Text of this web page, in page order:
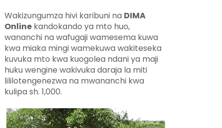
Wakizungumza hivi karibuni na DIMA
Onlinekandokando ya mto huo,
wananchi na wafugaji wamesema kuwa
kwa miaka mingi wamekuwa wakiteseka
kuvuka mto kwa kuogolea ndani ya maji
huku wengine wakivuka daraja la miti
lililotengenezwa na mwananchi kwa
kulipa sh. 1,000.